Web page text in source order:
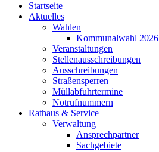
Startseite
Aktuelles
Wahlen
Kommunalwahl 2026
Veranstaltungen
Stellenausschreibungen
Ausschreibungen
Straßensperren
Müllabfuhrtermine
Notrufnummern
Rathaus & Service
Verwaltung
Ansprechpartner
Sachgebiete